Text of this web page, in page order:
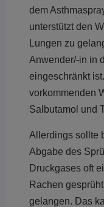
dem
unterstützt den
Lungen zu
Anwender/-in in
eingeschränkt
vorkommenden
Salbutamol und
Allerdings sollte
Abgabe des
Druckgases oft
Rachen
gelangen. Das